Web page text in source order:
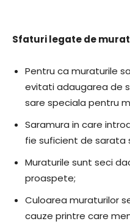
Sfaturi legate de
Pentru ca muraturile
evitati adaugarea de
sare speciala pentru
Saramura in care
fie suficient de sarata
Muraturile sunt seci
proaspete;
Culoarea muraturilor
cauze printre care